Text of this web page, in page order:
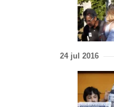
24 jul 2016